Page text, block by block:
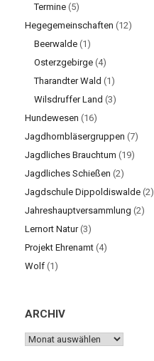
Termine (5)
Hegegemeinschaften (12)
Beerwalde (1)
Osterzgebirge (4)
Tharandter Wald (1)
Wilsdruffer Land (3)
Hundewesen (16)
Jagdhornbläsergruppen (7)
Jagdliches Brauchtum (19)
Jagdliches Schießen (2)
Jagdschule Dippoldiswalde (2)
Jahreshauptversammlung (2)
Lernort Natur(3)
Projekt Ehrenamt (4)
Wolf (1)
ARCHIV
ARCHIV